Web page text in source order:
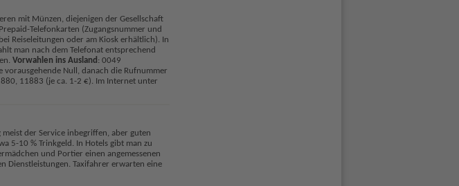
mit Münzen, diejenigen der Gesellschaft
Telefonkarten (Zugangsnummer und
Reiseleitungen oder am Kiosk erhältlich). In
man nach dem Telefonat entsprechend
Vorwahlen ins Ausland : 0049
Null, danach die Rufnummer
11883 (je ca. 1-2 €). Im Internet unter
meist der Service inbegriffen, aber guten
5-10 % Trinkgeld. In Hotels gibt man zu
und Portier einen angemessenen
Dienstleistungen. Taxifahrer erwarten eine